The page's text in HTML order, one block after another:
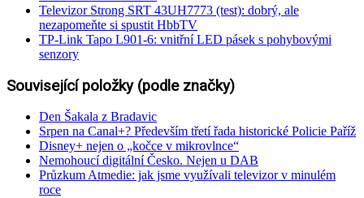
Televizor Strong SRT 43UH7773 (test): dobrý, ale
nezapomeňte si spustit HbbTV
TP-Link Tapo L901-6: vnitřní LED pásek s pohybovými
senzory
Související položky (podle značky)
Den Šakala z Bradavic
Srpen na Canal+? Především třetí řada historické Policie Paříž
Disney+ nejen o „kočce v mikrovlnce“
Nemohoucí digitální Česko. Nejen u DAB
Průzkum Atmedie: jak jsme využívali televizor v minulém
roce